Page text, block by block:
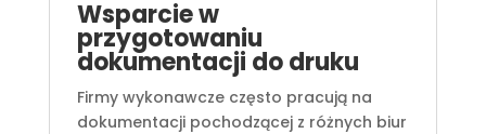
Wsparcie w
przygotowaniu
dokumentacji do druku
Firmy wykonawcze często pracują na
dokumentacji pochodzącej z różnych biur